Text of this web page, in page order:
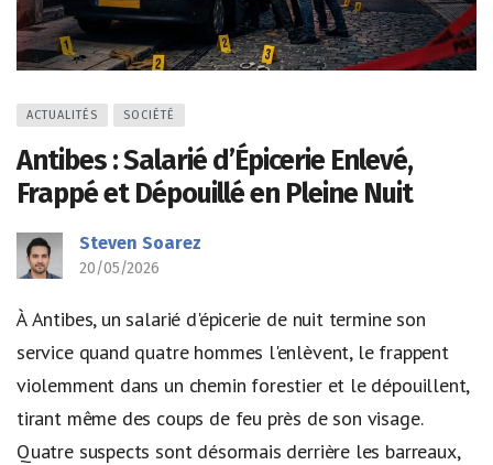
ACTUALITÉS SOCIÉTÉ
Antibes : Salarié d’Épicerie Enlevé,
Frappé et Dépouillé en Pleine Nuit
Steven Soarez
20/05/2026
À Antibes, un salarié d'épicerie de nuit termine son
service quand quatre hommes l'enlèvent, le frappent
violemment dans un chemin forestier et le dépouillent,
tirant même des coups de feu près de son visage.
Quatre suspects sont désormais derrière les barreaux,